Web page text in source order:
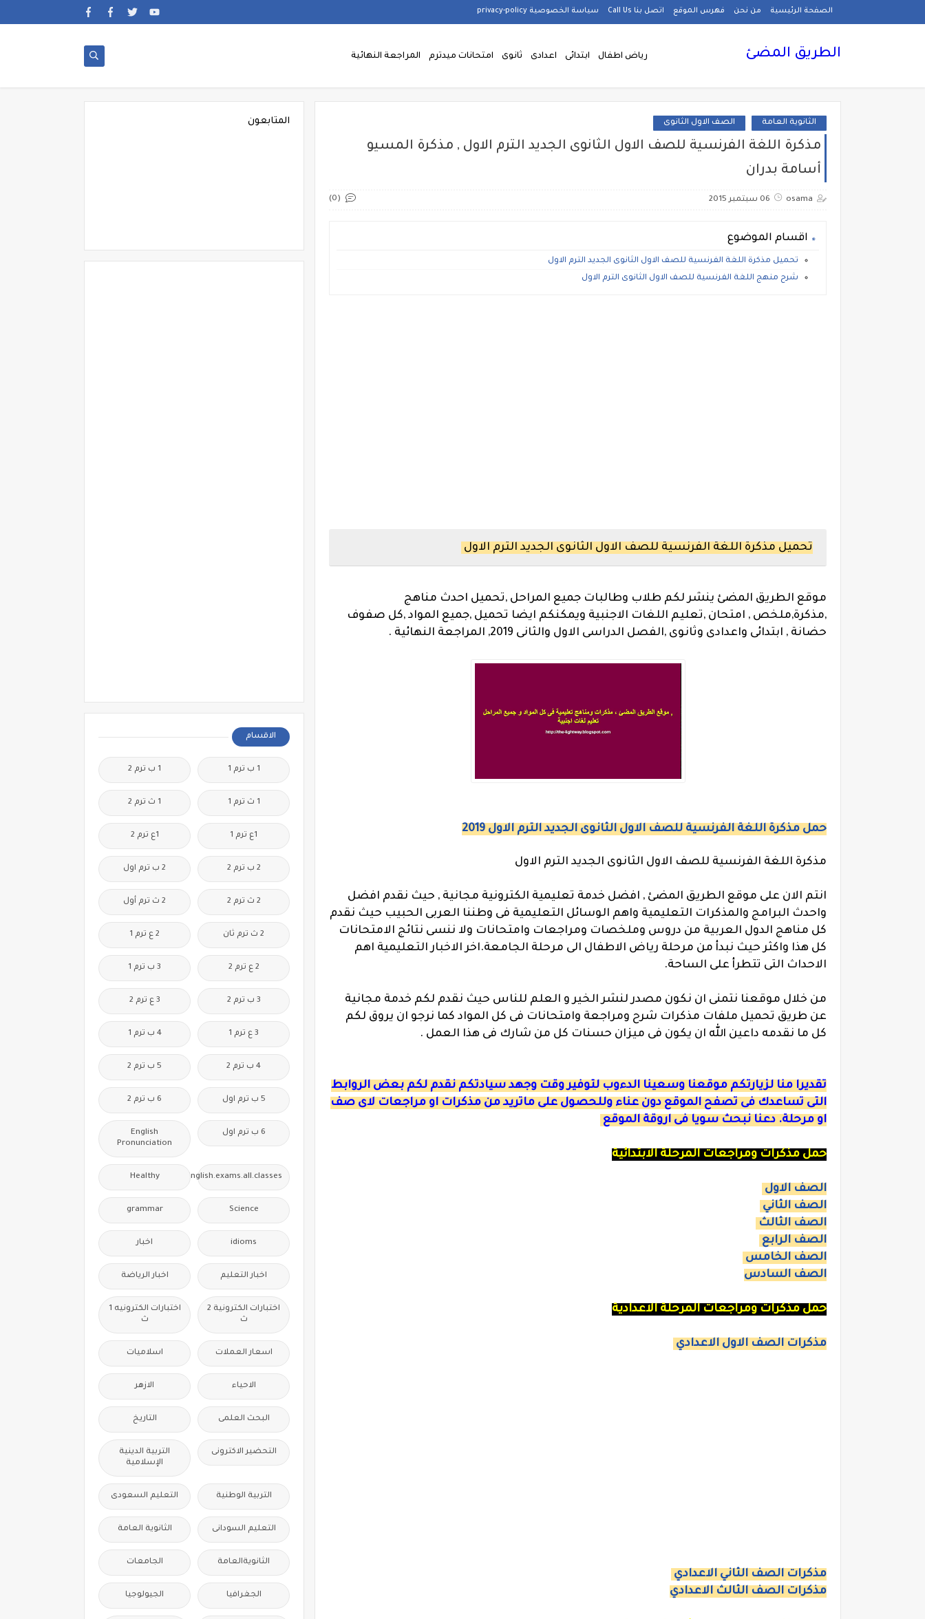
الصفحة الرئيسية من نحن فهرس الموقع اتصل بنا Call Us سياسة الخصوصية privacy-policy
الطريق المضئ رياض اطفال ابتدائى اعدادى ثانوى امتحانات ميدترم المراجعة النهائية
الثانوية العامة الصف الاول الثانوى
مذكرة اللغة الفرنسية للصف الاول الثانوى الجديد الترم الاول , مذكرة المسيو
أسامة بدران
osama 06 سبتمبر 2015 (0)
اقسام الموضوع
تحميل مذكرة اللغة الفرنسية للصف الاول الثانوى الجديد الترم الاول
شرح منهج اللغة الفرنسية للصف الاول الثانوى الترم الاول
تحميل مذكرة اللغة الفرنسية للصف الاول الثانوى الجديد الترم الاول
موقع الطريق المضئ ينشر لكم طلاب وطالبات جميع المراحل ,تحميل احدث مناهج
,مذكرة,ملخص , امتحان ,تعليم اللغات الاجنبية ويمكنكم ايضا تحميل ,جميع المواد ,كل صفوف
حضانة , ابتدائى واعدادى وثانوى ,الفصل الدراسى الاول والثانى 2019, المراجعة النهائية .
حمل مذكرة اللغة الفرنسية للصف الاول الثانوى الجديد الترم الاول 2019
مذكرة اللغة الفرنسية للصف الاول الثانوى الجديد الترم الاول
انتم الان على موقع الطريق المضئ , افضل خدمة تعليمية الكترونية مجانية , حيث نقدم افضل
واحدث البرامج والمذكرات التعليمية واهم الوسائل التعليمية فى وطننا العربى الحبيب حيث نقدم
كل مناهج الدول العربية من دروس وملخصات ومراجعات وامتحانات ولا ننسى نتائج الامتحانات
كل هذا واكثر حيث نبدأ من مرحلة رياض الاطفال الى مرحلة الجامعة.اخر الاخبار التعليمية اهم
الاحداث التى تتطرأ على الساحة.
من خلال موقعنا نتمنى ان نكون مصدر لنشر الخير و العلم للناس حيث نقدم لكم خدمة مجانية
عن طريق تحميل ملفات مذكرات شرح ومراجعة وامتحانات فى كل المواد كما نرجو ان يروق لكم
كل ما نقدمه داعين الله ان يكون فى ميزان حسنات كل من شارك فى هذا العمل .
تقديرا منا لزيارتكم موقعنا وسعينا الدءوب لتوفير وقت وجهد سيادتكم نقدم لكم بعض الروابط
التى تساعدك فى تصفح الموقع دون عناء وللحصول على ماتريد من مذكرات او مراجعات لاى صف
او مرحلة. دعنا نبحث سويا فى اروقة الموقع
حمل مذكرات ومراجعات المرحلة الابتدائية
الصف الاول
الصف الثاني
الصف الثالث
الصف الرابع
الصف الخامس
الصف السادس
حمل مذكرات ومراجعات المرحلة الاعدادية
مذكرات الصف الاول الاعدادي
مذكرات الصف الثاني الاعدادي
مذكرات الصف الثالث الاعدادي
المتابعون
الاقسام
1 ب ترم 1 1 ب ترم 2
1 ث ترم 1 1 ث ترم 2
1ع ترم 1 1ع ترم 2
2 ب ترم 2 2 ب ترم اول
2 ث ترم 2 2 ث ترم أول
2 ث ترم ثان 2 ع ترم 1
2 ع ترم 2 3 ب ترم 1
3 ب ترم 2 3 ع ترم 2
3 ع ترم 1 4 ب ترم 1
4 ب ترم 2 5 ب ترم 2
5 ب ترم اول 6 ب ترم 2
6 ب ترم اول
English
Pronunciation
Free.English.exams.all.classes
Healthy
Science
grammar
idioms اخبار
اخبار التعليم اخبار الرياضة
اختبارات الكترونية 2
ث
اختبارات الكترونيه 1
ث
اسعار العملات اسلاميات
الاحياء الازهر
البحث العلمى التاريخ
التحضير الاكترونى
التربية الدينية
الإسلامية
التربية الوطنية التعليم السعودى
التعليم السودانى الثانوية العامة
الثانويةالعامة الجامعات
الجغرافيا الجيولوجيا